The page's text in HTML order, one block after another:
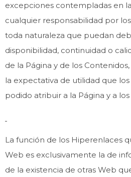
excepciones contempladas en
cualquier responsabilidad por
toda naturaleza que puedan
disponibilidad, continuidad o
de la Página y de los
la expectativa de utilidad que
podido atribuir a la Página y a
La función de los Hiperenlaces
Web es exclusivamente la de
de la existencia de otras Web